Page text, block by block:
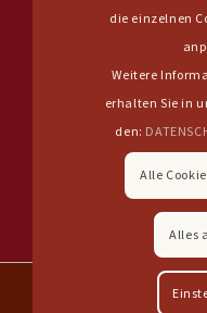
die einzelnen
Weitere
erhalten Sie in
den:
Alle
Alles